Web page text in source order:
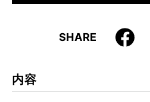
9784845611331
SHARE Faceboo
k
X
内容